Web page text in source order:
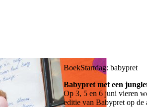
BoekStartdag: babypret
Babypret met een
Op 3, 5 en 6 juni vieren
editie van Babypret op de